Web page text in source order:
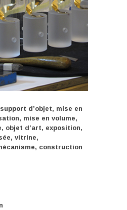
d’objet, mise en
mise en volume,
objet d’art, exposition,
vitrine,
construction